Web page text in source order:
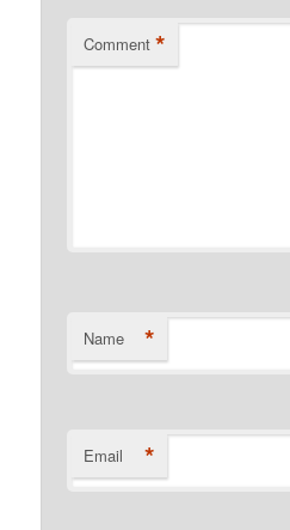
Comment *
Name *
Email *